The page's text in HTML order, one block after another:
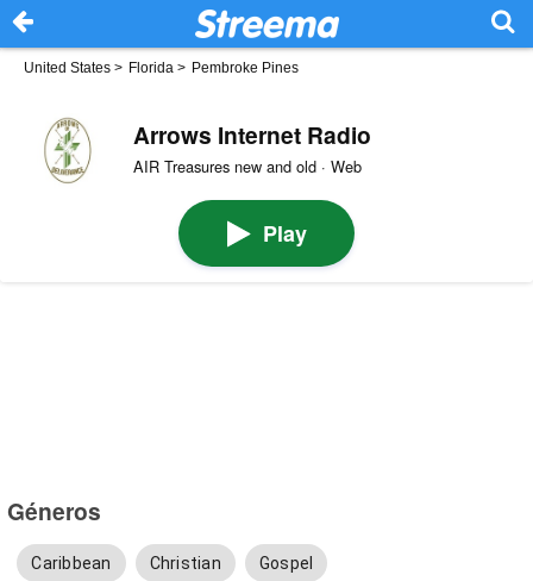
United States > Florida > Pembroke Pines
Arrows Internet Radio
AIR Treasures new and old · Web
Play
Géneros
Caribbean Christian Gospel